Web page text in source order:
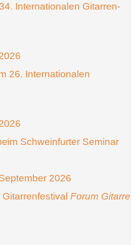
Internationalen Gitarren-
26. Internationalen
Schweinfurter Seminar
2026
Forum Gitarre